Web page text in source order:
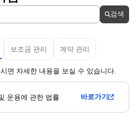
검색
이동할 수 있습니다.
보조금 관리 계약 관리
면 자세한 내용을 보실 수 있습니다.
운용에 관한 법률 바로가기